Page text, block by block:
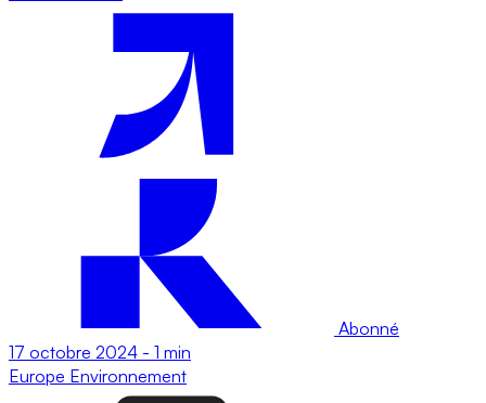
Abonné
17 octobre 2024 - 1 min
Europe Environnement